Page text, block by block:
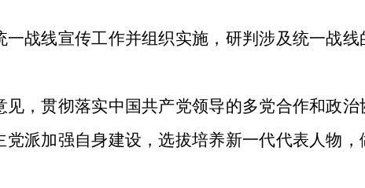
一战线宣传工作并组织实施，研判涉及统一战线
见，贯彻落实中国共产党领导的多党合作和政治
派加强自身建设，选拔培养新一代代表人物，